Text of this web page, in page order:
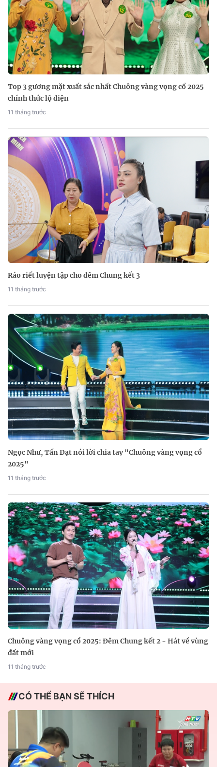
Top 3 gương mặt xuất sắc nhất Chuông vàng vọng cổ 2025
chính thức lộ diện
11 tháng trước
Ráo riết luyện tập cho đêm Chung kết 3
11 tháng trước
Ngọc Như, Tấn Đạt nói lời chia tay "Chuông vàng vọng cổ
2025"
11 tháng trước
Chuông vàng vọng cổ 2025: Đêm Chung kết 2 - Hát về vùng
đất mới
11 tháng trước
CÓ THỂ BẠN SẼ THÍCH